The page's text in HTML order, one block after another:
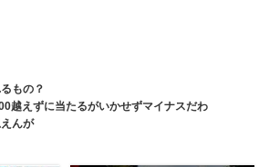
もの？
越えずに当たるがいかせずマイナスだわ
んが